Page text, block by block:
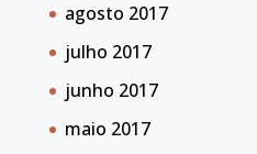
agosto 2017
julho 2017
junho 2017
maio 2017